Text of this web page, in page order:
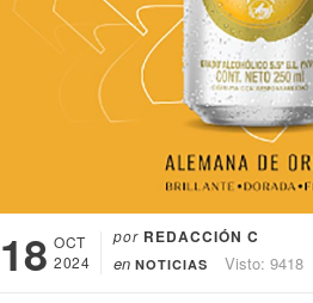
18 OCT
2024
por REDACCIÓN C
en NOTICIAS Visto: 9418